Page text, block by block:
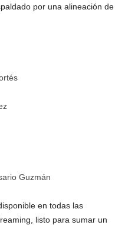
por una alineación de
Guzmán
en todas las
listo para sumar un